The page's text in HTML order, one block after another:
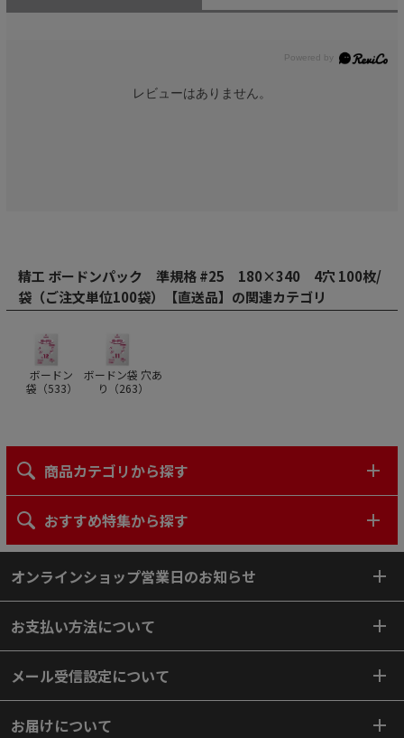
レビューはありません。
精工 ボードンパック 準規格 #25 180×340 4穴 100枚/
袋（ご注文単位100袋）【直送品】の関連カテゴリ
ボードン
袋（533）
ボードン袋 穴あ
り（263）
商品カテゴリから探す
おすすめ特集から探す
オンラインショップ営業日のお知らせ
お支払い方法について
メール受信設定について
お届けについて